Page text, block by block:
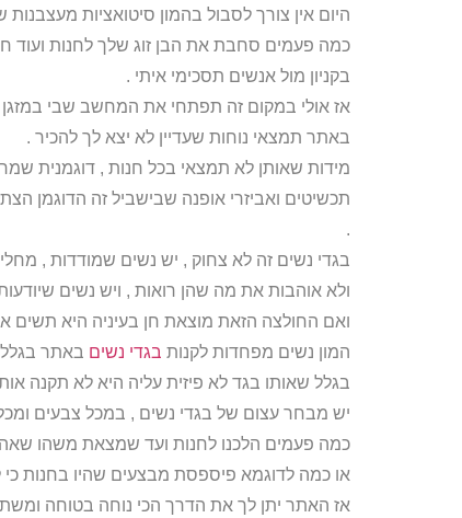
היום אין צורך לסבול בהמון סיטואציות
כמה פעמים סחבת את הבן זוג שלך לחנות ועוד
בקניון מול אנשים תסכימי איתי .
אז אולי במקום זה תפתחי את המחשב שבי במזגן
באתר תמצאי נוחות שעדיין לא יצא לך להכיר .
מידות שאותן לא תמצאי בכל חנות , דוגמנית
תכשיטים ואביזרי אופנה שבישביל זה הדוגמן
.
בגדי נשים זה לא צחוק , יש נשים שמודדות ,
ולא אוהבות את מה שהן רואות , ויש נשים
ואם החולצה הזאת מוצאת חן בעיניה היא תשים
המון נשים מפחדות לקנות בגדי נשים באתר
בגלל שאותו בגד לא פיזית עליה היא לא תקנה
יש מבחר עצום של בגדי נשים , במכל צבעים
כמה פעמים הלכנו לחנות ועד שמצאת משהו
או כמה לדוגמא פיספסת מבצעים שהיו בחנות
אז האתר יתן לך את הדרך הכי נוחה בטוחה